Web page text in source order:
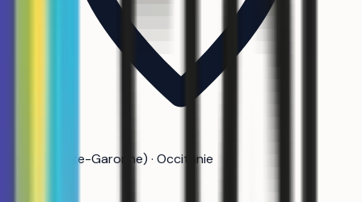
Balma (Haute-Garonne) · Occitanie